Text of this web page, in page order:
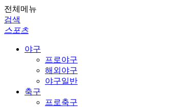
전체메뉴
검색
스포츠
야구
프로야구
해외야구
야구일반
축구
프로축구